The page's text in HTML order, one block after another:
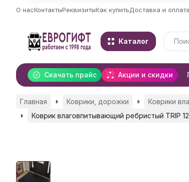
О насКонтактыРеквизитыКак купитьДоставка и оплата
Каталог
Скачать прайс Акции и скидки
Главная Коврики, дорожки
Коврики
Коврик влаговпитывающий ребристый TRIP